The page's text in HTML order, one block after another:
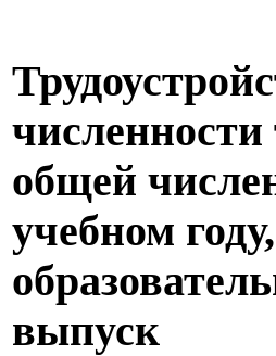
общей
учебном
выпуск